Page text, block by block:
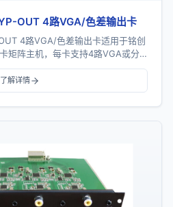
OUT 4路VGA/色差输出卡
4路VGA/色差输出卡适用于铭创
矩阵主机，每卡支持4路VGA或分
了解详情